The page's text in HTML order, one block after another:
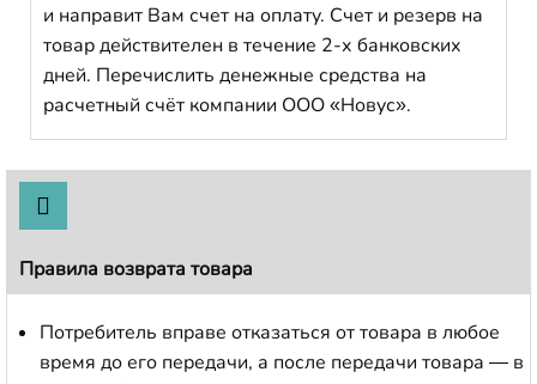
и направит Вам счет на оплату. Счет и резерв на
товар действителен в течение 2-х банковских
дней. Перечислить денежные средства на
расчетный счёт компании ООО «Новус».
Правила возврата товара
Потребитель вправе отказаться от товара в любое
время до его передачи, а после передачи товара — в